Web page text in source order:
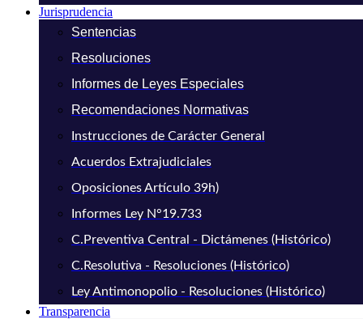
Jurisprudencia
Sentencias
Resoluciones
Informes de Leyes Especiales
Recomendaciones Normativas
Instrucciones de Carácter General
Acuerdos Extrajudiciales
Oposiciones Artículo 39h)
Informes Ley N°19.733
C.Preventiva Central - Dictámenes (Histórico)
C.Resolutiva - Resoluciones (Histórico)
Ley Antimonopolio - Resoluciones (Histórico)
Transparencia